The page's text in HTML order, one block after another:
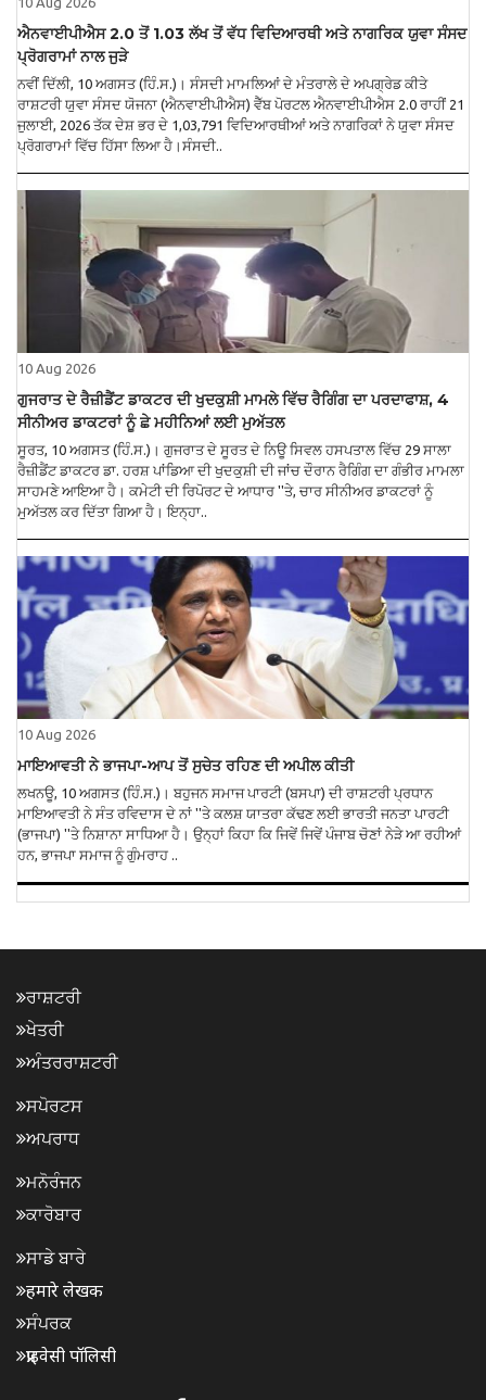
ਐਨਵਾਈਪੀਐਸ 2.0 ਤੋਂ 1.03 ਲੱਖ ਤੋਂ ਵੱਧ ਵਿਦਿਆਰਥੀ ਅਤੇ ਨਾਗਰਿਕ ਯੁਵਾ ਸੰਸਦ
ਪ੍ਰੋਗਰਾਮਾਂ ਨਾਲ ਜੁੜੇ
ਨਵੀਂ ਦਿੱਲੀ, 10 ਅਗਸਤ (ਹਿੰ.ਸ.)। ਸੰਸਦੀ ਮਾਮਲਿਆਂ ਦੇ ਮੰਤਰਾਲੇ ਦੇ ਅਪਗ੍ਰੇਡ ਕੀਤੇ
ਰਾਸ਼ਟਰੀ ਯੁਵਾ ਸੰਸਦ ਯੋਜਨਾ (ਐਨਵਾਈਪੀਐਸ) ਵੈੱਬ ਪੋਰਟਲ ਐਨਵਾਈਪੀਐਸ 2.0 ਰਾਹੀਂ 21
ਜੁਲਾਈ, 2026 ਤੱਕ ਦੇਸ਼ ਭਰ ਦੇ 1,03,791 ਵਿਦਿਆਰਥੀਆਂ ਅਤੇ ਨਾਗਰਿਕਾਂ ਨੇ ਯੁਵਾ ਸੰਸਦ
ਪ੍ਰੋਗਰਾਮਾਂ ਵਿੱਚ ਹਿੱਸਾ ਲਿਆ ਹੈ।ਸੰਸਦੀ..
10 Aug 2026
ਗੁਜਰਾਤ ਦੇ ਰੈਜ਼ੀਡੈਂਟ ਡਾਕਟਰ ਦੀ ਖੁਦਕੁਸ਼ੀ ਮਾਮਲੇ ਵਿੱਚ ਰੈਗਿੰਗ ਦਾ ਪਰਦਾਫਾਸ਼, 4
ਸੀਨੀਅਰ ਡਾਕਟਰਾਂ ਨੂੰ ਛੇ ਮਹੀਨਿਆਂ ਲਈ ਮੁਅੱਤਲ
ਸੂਰਤ, 10 ਅਗਸਤ (ਹਿੰ.ਸ.)। ਗੁਜਰਾਤ ਦੇ ਸੂਰਤ ਦੇ ਨਿਊ ਸਿਵਲ ਹਸਪਤਾਲ ਵਿੱਚ 29 ਸਾਲਾ
ਰੈਜ਼ੀਡੈਂਟ ਡਾਕਟਰ ਡਾ. ਹਰਸ਼ ਪਾਂਡਿਆ ਦੀ ਖੁਦਕੁਸ਼ੀ ਦੀ ਜਾਂਚ ਦੌਰਾਨ ਰੈਗਿੰਗ ਦਾ ਗੰਭੀਰ ਮਾਮਲਾ
ਸਾਹਮਣੇ ਆਇਆ ਹੈ। ਕਮੇਟੀ ਦੀ ਰਿਪੋਰਟ ਦੇ ਆਧਾਰ ''ਤੇ, ਚਾਰ ਸੀਨੀਅਰ ਡਾਕਟਰਾਂ ਨੂੰ
ਮੁਅੱਤਲ ਕਰ ਦਿੱਤਾ ਗਿਆ ਹੈ। ਇਨ੍ਹਾ..
10 Aug 2026
ਮਾਇਆਵਤੀ ਨੇ ਭਾਜਪਾ-ਆਪ ਤੋਂ ਸੁਚੇਤ ਰਹਿਣ ਦੀ ਅਪੀਲ ਕੀਤੀ
ਲਖਨਊ, 10 ਅਗਸਤ (ਹਿੰ.ਸ.)। ਬਹੁਜਨ ਸਮਾਜ ਪਾਰਟੀ (ਬਸਪਾ) ਦੀ ਰਾਸ਼ਟਰੀ ਪ੍ਰਧਾਨ
ਮਾਇਆਵਤੀ ਨੇ ਸੰਤ ਰਵਿਦਾਸ ਦੇ ਨਾਂ ''ਤੇ ਕਲਸ਼ ਯਾਤਰਾ ਕੱਢਣ ਲਈ ਭਾਰਤੀ ਜਨਤਾ ਪਾਰਟੀ
(ਭਾਜਪਾ) ''ਤੇ ਨਿਸ਼ਾਨਾ ਸਾਧਿਆ ਹੈ। ਉਨ੍ਹਾਂ ਕਿਹਾ ਕਿ ਜਿਵੇਂ ਜਿਵੇਂ ਪੰਜਾਬ ਚੋਣਾਂ ਨੇੜੇ ਆ ਰਹੀਆਂ
ਹਨ, ਭਾਜਪਾ ਸਮਾਜ ਨੂੰ ਗੁੰਮਰਾਹ ..
ਰਾਸ਼ਟਰੀ
ਖੇਤਰੀ
ਅੰਤਰਰਾਸ਼ਟਰੀ
ਸਪੋਰਟਸ
ਅਪਰਾਧ
ਮਨੋਰੰਜਨ
ਕਾਰੋਬਾਰ
ਸਾਡੇ ਬਾਰੇ
हमारे लेखक
ਸੰਪਰਕ
प्राइवेसी पॉलिसी